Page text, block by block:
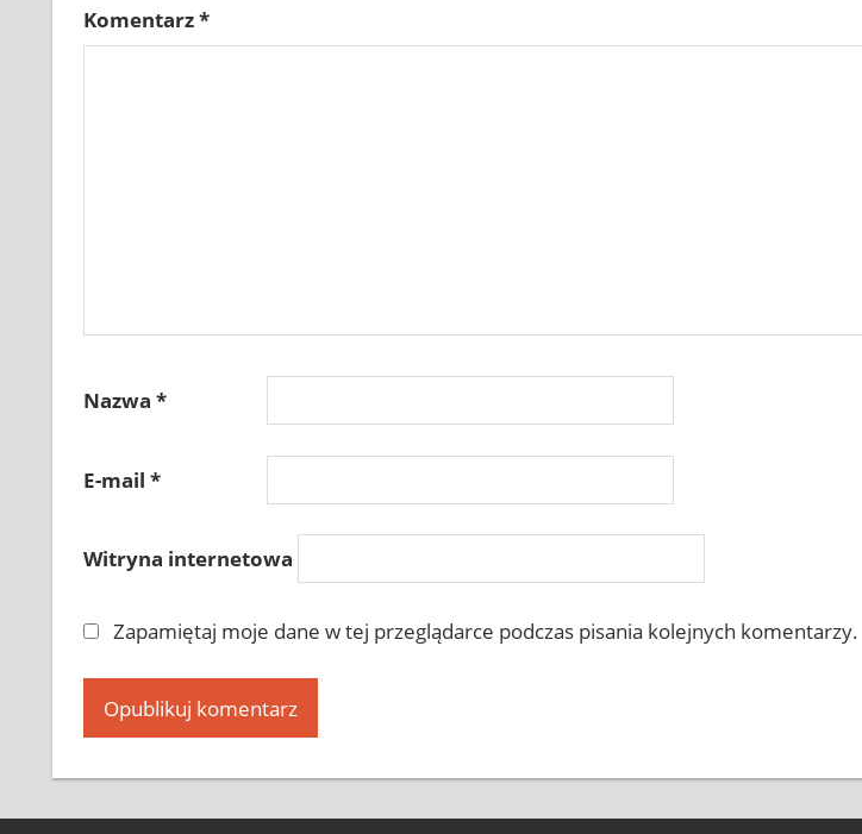
Komentarz*
Nazwa *
E-mail *
Witryna internetowa
Zapamiętaj moje dane w tej przeglądarce podczas pisania kolejnych komentarzy.